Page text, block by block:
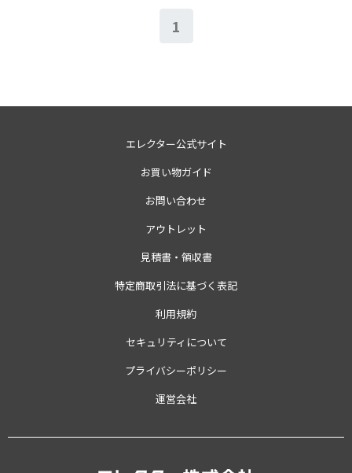
1
エレクター公式サイト
お買い物ガイド
お問い合わせ
アウトレット
見積書・領収書
特定商取引法に基づく表記
利用規約
セキュリティについて
プライバシーポリシー
運営会社